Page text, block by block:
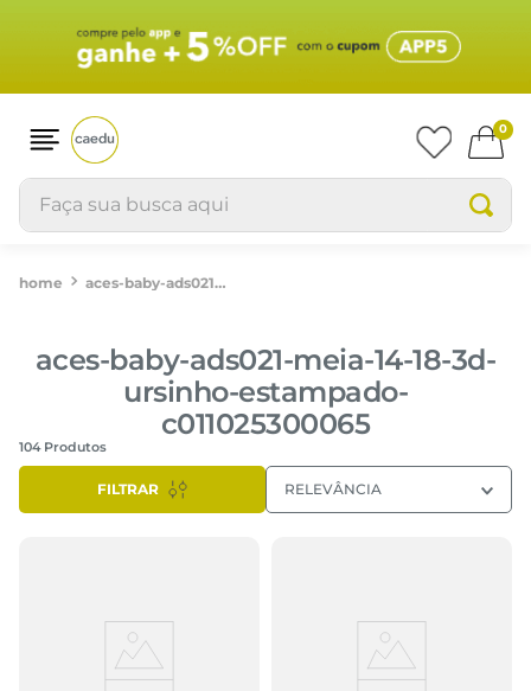
0
Faça sua busca aqui
aces-baby-ads021-meia-14-18-3d-ursinho-estampado-c011025300065
aces-baby-ads021-meia-14-18-3d-
ursinho-estampado-
c011025300065
104 Produtos
FILTRAR RELEVÂNCIA